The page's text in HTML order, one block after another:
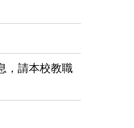
，請本校教職